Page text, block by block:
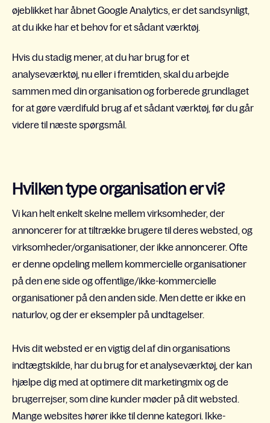
øjeblikket har åbnet Google Analytics, er det sandsynligt,
at du ikke har et behov for et sådant værktøj.
Hvis du stadig mener, at du har brug for et
analyseværktøj, nu eller i fremtiden, skal du arbejde
sammen med din organisation og forberede grundlaget
for at gøre værdifuld brug af et sådant værktøj, før du går
videre til næste spørgsmål.
Hvilken type organisation er vi?
Vi kan helt enkelt skelne mellem virksomheder, der
annoncerer for at tiltrække brugere til deres websted, og
virksomheder/organisationer, der ikke annoncerer. Ofte
er denne opdeling mellem kommercielle organisationer
på den ene side og offentlige/ikke-kommercielle
organisationer på den anden side. Men dette er ikke en
naturlov, og der er eksempler på undtagelser.
Hvis dit websted er en vigtig del af din organisations
indtægtskilde, har du brug for et analyseværktøj, der kan
hjælpe dig med at optimere dit marketingmix og de
brugerrejser, som dine kunder møder på dit websted.
Mange websites hører ikke til denne kategori. Ikke-